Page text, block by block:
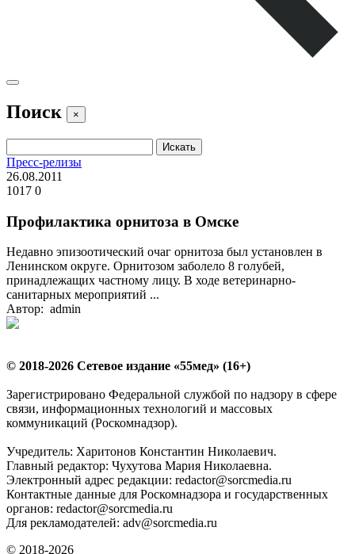
Поиск ×
Пресс-релизы
26.08.2011
1017 0
Профилактика орнитоза в Омске
Недавно эпизоотический очаг орнитоза был установлен в
Ленинском округе. Орнитозом заболело 8 голубей,
принадлежащих частному лицу. В ходе ветеринарно-
санитарных мероприятий ...
Автор: admin
© 2018-2026 Сетевое издание «55мед» (16+)
Зарегистрировано Федеральной службой по надзору в сфере
связи, информационных технологий и массовых
коммуникаций (Роскомнадзор).
Учредитель: Харитонов Константин Николаевич.
Главный редактор: Чухутова Мария Николаевна.
Электронный адрес редакции: redactor@sorcmedia.ru
Контактные данные для Роскомнадзора и государственных
органов: redactor@sorcmedia.ru
Для рекламодателей: adv@sorcmedia.ru
© 2018-2026